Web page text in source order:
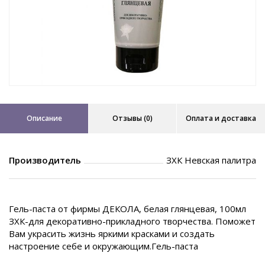
Описание Отзывы (0) Оплата и доставка
Производитель ЗХК Невская палитра
Гель-паста от фирмы ДЕКОЛА, белая глянцевая, 100мл
ЗХК-для декоративно-прикладного творчества. Поможет
Вам украсить жизнь яркими красками и создать
настроение себе и окружающим.Гель-паста